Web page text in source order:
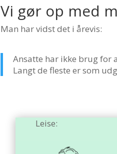
Vi gør op med
Man har vidst det i årevis:
Ansatte har ikke brug for
Langt de fleste er som
Leise: